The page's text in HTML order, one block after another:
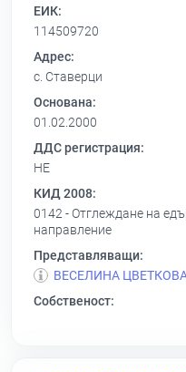
ЕИК:
114509720
Адрес:
с. Ставерци
Основана:
01.02.2000
ДДС регистрация:
НЕ
КИД 2008:
0142 - Отглеждане на
направление
Представляващи:
ВЕСЕЛИНА
Собственост: